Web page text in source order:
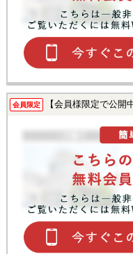
会員限定 【会員様限定で公開